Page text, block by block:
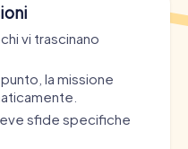
vi trascinano
la missione
sfide specifiche